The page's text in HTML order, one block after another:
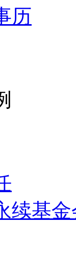
历
续基